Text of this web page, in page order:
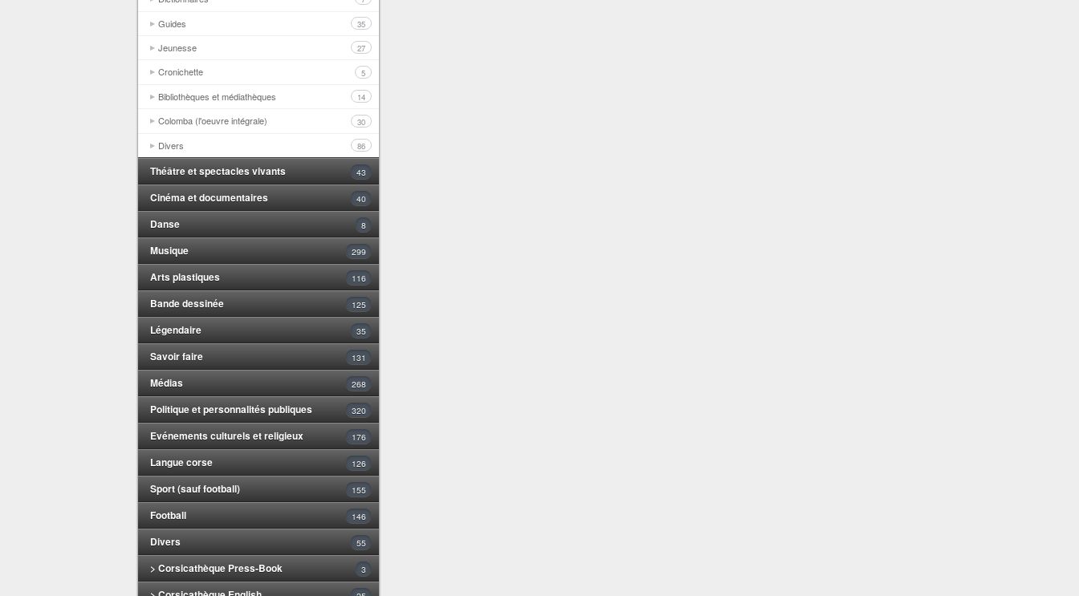
Guides 35
Jeunesse 27
Cronichette 5
Bibliothèques et médiathèques 14
Colomba (l'oeuvre intégrale) 30
Divers 86
Théâtre et spectacles vivants 43
Cinéma et documentaires 40
Danse 8
Musique 299
Arts plastiques 116
Bande dessinée 125
Légendaire 35
Savoir faire 131
Médias 268
Politique et personnalités publiques 320
Evénements culturels et religieux 176
Langue corse 126
Sport (sauf football) 155
Football 146
Divers 55
> Corsicathèque Press-Book 3